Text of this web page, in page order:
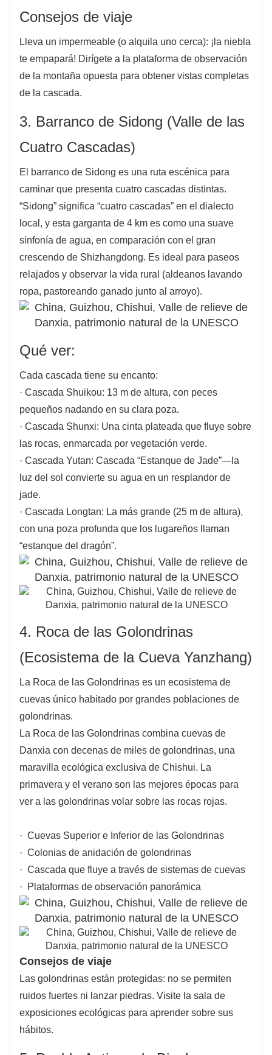
Consejos de viaje
Lleva un impermeable (o alquila uno cerca): ¡la niebla
te empapará! Dirígete a la plataforma de observación
de la montaña opuesta para obtener vistas completas
de la cascada.
3. Barranco de Sidong (Valle de las
Cuatro Cascadas)
El barranco de Sidong es una ruta escénica para
caminar que presenta cuatro cascadas distintas.
“Sidong” significa “cuatro cascadas” en el dialecto
local, y esta garganta de 4 km es como una suave
sinfonía de agua, en comparación con el gran
crescendo de Shizhangdong. Es ideal para paseos
relajados y observar la vida rural (aldeanos lavando
ropa, pastoreando ganado junto al arroyo).
Qué ver:
Cada cascada tiene su encanto:
· Cascada Shuikou: 13 m de altura, con peces
pequeños nadando en su clara poza.
· Cascada Shunxi: Una cinta plateada que fluye sobre
las rocas, enmarcada por vegetación verde.
· Cascada Yutan: Cascada “Estanque de Jade”—la
luz del sol convierte su agua en un resplandor de
jade.
· Cascada Longtan: La más grande (25 m de altura),
con una poza profunda que los lugareños llaman
“estanque del dragón”.
4. Roca de las Golondrinas
(Ecosistema de la Cueva Yanzhang)
La Roca de las Golondrinas es un ecosistema de
cuevas único habitado por grandes poblaciones de
golondrinas.
La Roca de las Golondrinas combina cuevas de
Danxia con decenas de miles de golondrinas, una
maravilla ecológica exclusiva de Chishui. La
primavera y el verano son las mejores épocas para
ver a las golondrinas volar sobre las rocas rojas.
· Cuevas Superior e Inferior de las Golondrinas
· Colonias de anidación de golondrinas
· Cascada que fluye a través de sistemas de cuevas
· Plataformas de observación panorámica
Consejos de viaje
Las golondrinas están protegidas: no se permiten
ruidos fuertes ni lanzar piedras. Visite la sala de
exposiciones ecológicas para aprender sobre sus
hábitos.